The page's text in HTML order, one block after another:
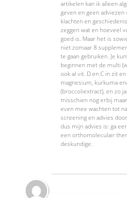
artikelen kan ik alleen
geven en geen
klachten en
zeggen wat en hoeveel
goed is. Maar het is
niet zomaar 8
te gaan gebruiken. Je
beginnen met de multi
ook al vit. D en C in zit
magnesium, kurkuma
(broccoliextract), en zo
misschien nog erbij
even mee wachten tot
screening en advies
dus mijn advies is: ga
een orthomoleculair
deskundige.